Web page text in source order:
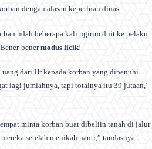
dengan alasan keperluan dinas.
udah beberapa kali ngirim duit ke pelaku
benermodus licik!
uang dari Hr kepada korban yang dipenuhi
lagi jumlahnya, tapi totalnya itu 39 jutaan,”
minta korban buat dibeliin tanah di jalur
setelah menikah nanti,” tandasnya.